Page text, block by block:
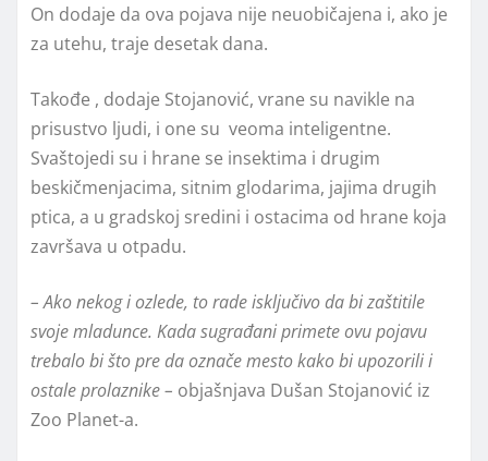
On dodaje da ova pojava nije neuobičajena i, ako je
za utehu, traje desetak dana.
Takođe , dodaje Stojanović, vrane su navikle na
prisustvo ljudi, i one su veoma inteligentne.
Svaštojedi su i hrane se insektima i drugim
beskičmenjacima, sitnim glodarima, jajima drugih
ptica, a u gradskoj sredini i ostacima od hrane koja
završava u otpadu.
– Ako nekog i ozlede, to rade isključivo da bi zaštitile
svoje mladunce. Kada sugrađani primete ovu pojavu
trebalo bi što pre da označe mesto kako bi upozorili i
ostale prolaznike– objašnjava Dušan Stojanović iz
Zoo Planet-a.